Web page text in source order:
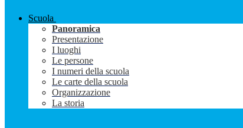
Scuola
Panoramica
Presentazione
I luoghi
Le persone
I numeri della scuola
Le carte della scuola
Organizzazione
La storia